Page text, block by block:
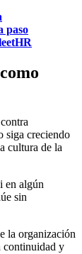
paso
siga creciendo
cultura de la
en algún
sin
la organización
continuidad y